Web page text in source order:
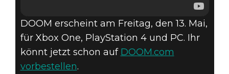
DOOM erscheint am Freitag, den 13. Mai,
für Xbox One, PlayStation 4 und PC. Ihr
könnt jetzt schon auf DOOM.com
vorbestellen.